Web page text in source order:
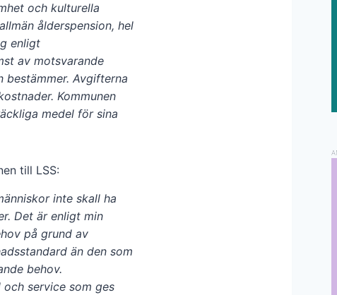
och kulturella
ålderspension, hel
enligt
av motsvarande
bestämmer. Avgifterna
Kommunen
medel för sina
till LSS:
inte skall ha
Det är enligt min
på grund av
än den som
behov.
service som ges